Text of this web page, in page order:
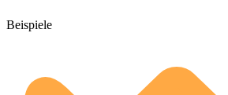
Beispiele